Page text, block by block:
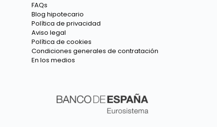
FAQs
Blog hipotecario
Política de privacidad
Aviso legal
Política de cookies
Condiciones generales de contratación
En los medios